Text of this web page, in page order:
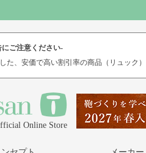
ご注意ください-
た、安価で高い割引率の商品（リュック
Online Store